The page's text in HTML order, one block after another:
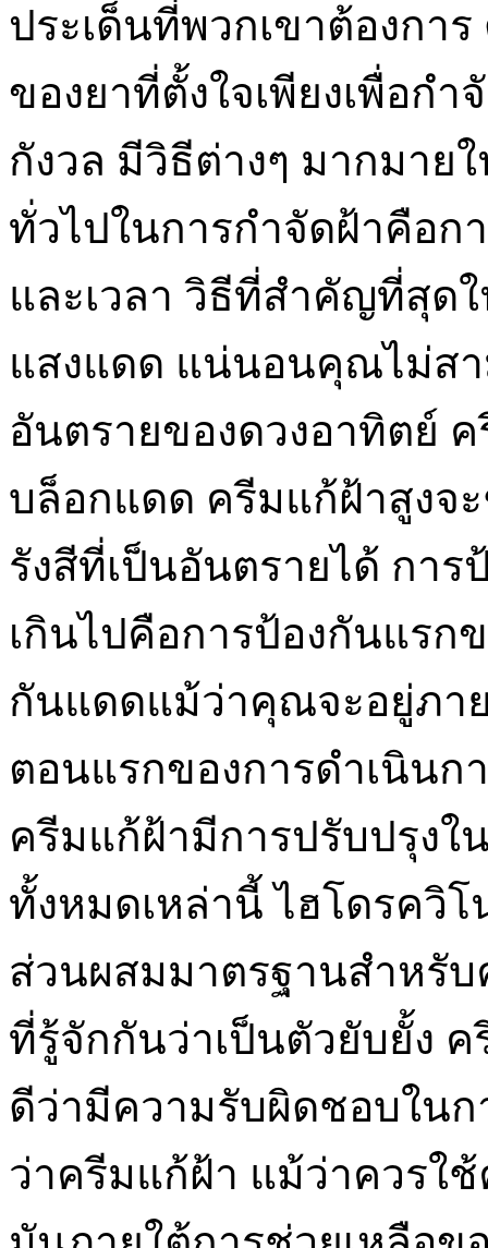
ประเด็นที่พวกเขาต้องกา
ของยาที่ตั้งใจเพียงเพื่อก
กังวล มีวิธีต่างๆ มากมาย
ทั่วไปในการกำจัดฝ้าคือ
และเวลา วิธีที่สำคัญที่สุด
แสงแดด แน่นอนคุณไม่สา
อันตรายของดวงอาทิตย์
บล็อกแดด ครีมแก้ฝ้าสูงจ
รังสีที่เป็นอันตรายได้ กา
เกินไปคือการป้องกันแร
กันแดดแม้ว่าคุณจะอยู่ภา
ตอนแรกของการดำเนินก
ครีมแก้ฝ้ามีการปรับปรุง
ทั้งหมดเหล่านี้ ไฮโดรควิโ
ส่วนผสมมาตรฐานสำหรั
ที่รู้จักกันว่าเป็นตัวยับยั้ง
ดีว่ามีความรับผิดชอบในก
ว่าครีมแก้ฝ้า แม้ว่าควรใ